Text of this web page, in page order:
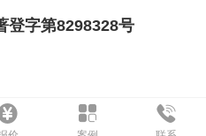
登字第8298328号
 